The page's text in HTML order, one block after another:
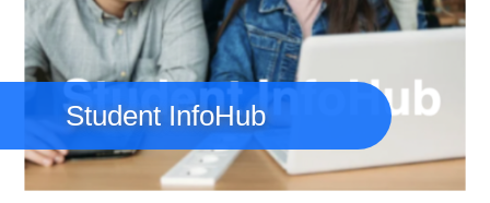
Student InfoHub